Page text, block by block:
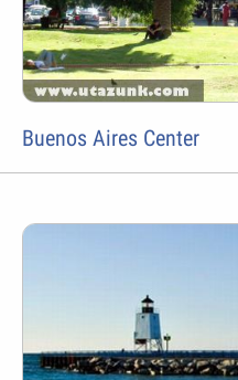
Buenos Aires Center